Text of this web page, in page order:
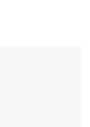
ATLANTIC (WESTAIR